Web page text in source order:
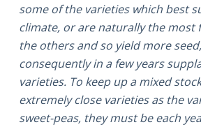
some of the varieties which best
climate, or are naturally the most
the others and so yield more
consequently in a few years
varieties. To keep up a mixed
extremely close varieties as the
sweet-peas, they must be each